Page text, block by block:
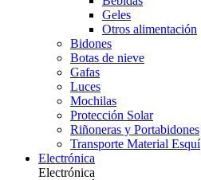
Geles
Otros alimentación
Bidones
Botas de nieve
Gafas
Luces
Mochilas
Protección Solar
Riñoneras y Portabidones
Transporte Material Esquí
Electrónica
Electrónica